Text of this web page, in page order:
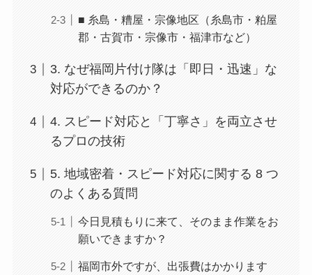
■ 糸島・糟屋・宗像地区（糸島市・粕屋
郡・古賀市・宗像市・福津市など）
3. なぜ福岡片付け隊は「即日・迅速」な
対応ができるのか？
4. スピード対応と「丁寧さ」を両立させ
るプロの技術
5. 地域密着・スピード対応に関する 8 つ
のよくある質問
今日見積もりに来て、そのまま作業をお
願いできますか？
福岡市外ですが、出張費はかかります